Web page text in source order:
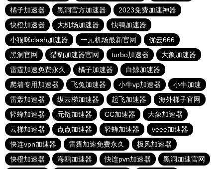
橘子加速器
黑洞官方加速器
2023免费加速神器
快橙加速器
大机场加速器
快鸭加速器
小猫咪ciash加速器
一元机场最新官网
优云666
黑洞官网
猎豹加速器官网 turbo加速器
大象加速器
雷霆加速免费永久
橘子加速器
白鲸加速器
爬墙专用加速器
飞兔加速器 小牛vp加速器
小牛加速
雷轰加速器
纵云梯加速器 起飞加速器
海外梯子官网
轻蜂加速器
元链加速器 CC加速器
大象加速器
云梯加速器
点点加速器 轻蜂加速器
veee加速器
快连vρn加速器
雷霆加速免费永久
极风加速器
快橙加速器
海鸥加速器 快连pvn加速器 黑洞加速官网